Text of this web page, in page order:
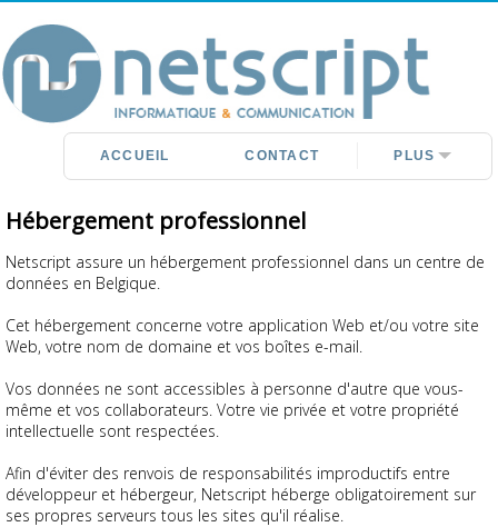
ACCUEIL DÉVELOPPEMENT
SITES WEB
HÉBERGEMENT
RÉFÉRENCEMENT
RÉDACTION
CONTACT PLUS
Hébergement professionnel
Netscript assure un hébergement professionnel dans un centre de
données en Belgique.
Cet hébergement concerne votre application Web et/ou votre site
Web, votre nom de domaine et vos boîtes e-mail.
Vos données ne sont accessibles à personne d'autre que vous-
même et vos collaborateurs. Votre vie privée et votre propriété
intellectuelle sont respectées.
Afin d'éviter des renvois de responsabilités improductifs entre
développeur et hébergeur, Netscript héberge obligatoirement sur
ses propres serveurs tous les sites qu'il réalise.